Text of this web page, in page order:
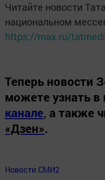
Читайте новости
национальном
https://max.ru/
Теперь новости
можете узнать
канале, а также
«Дзен».
Новости СМИ2